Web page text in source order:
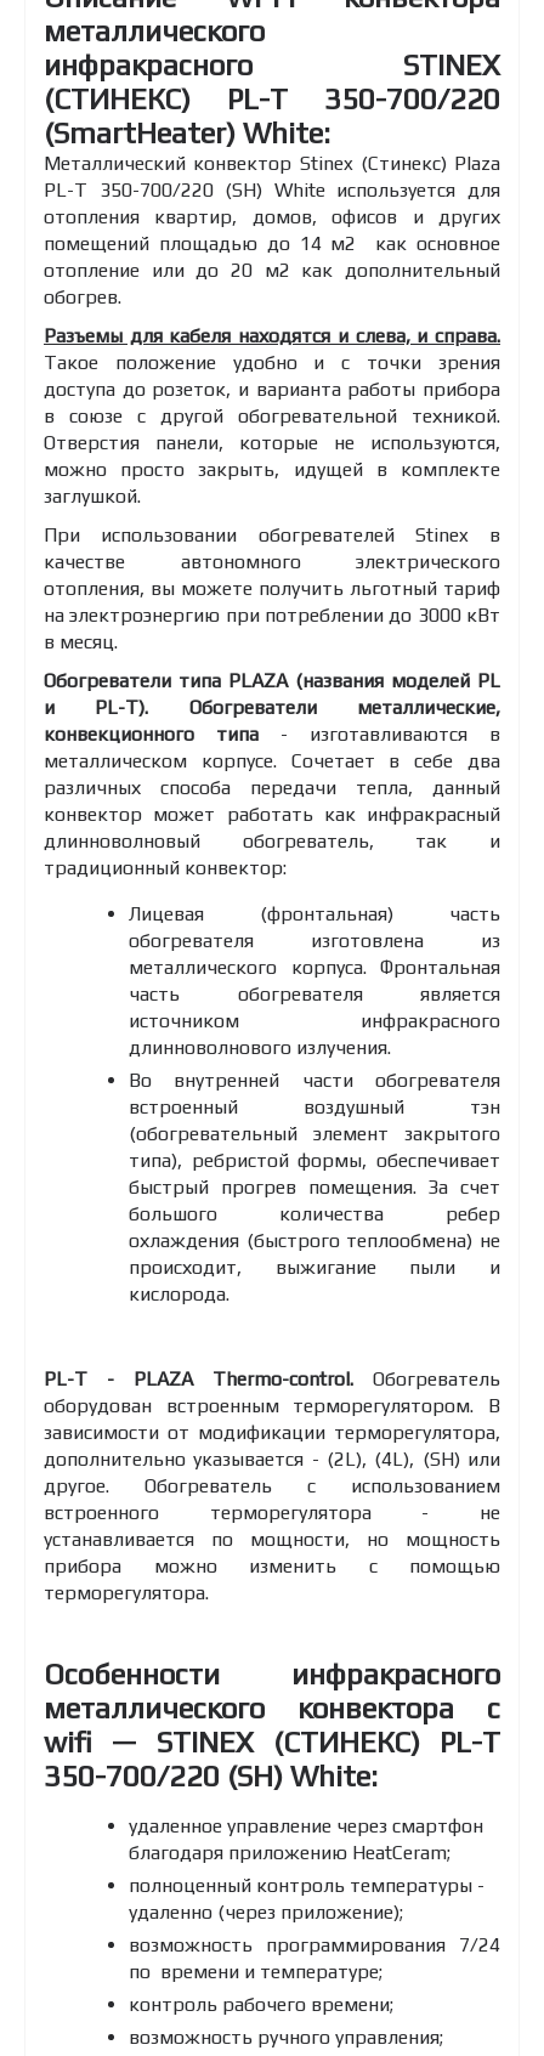
металлического
инфракрасного STINEX
(СТИНЕКС) PL-T 350-700/220
(SmartHeater) White:
Металлический конвектор Stinex (Стинекс) Plaza
PL-T 350-700/220 (SH) White используется для
отопления квартир, домов, офисов и других
помещений площадью до 14 м2 как основное
отопление или до 20 м2 как дополнительный
обогрев.
Разъемы для кабеля находятся и слева, и справа.
Такое положение удобно и с точки зрения
доступа до розеток, и варианта работы прибора
в союзе с другой обогревательной техникой.
Отверстия панели, которые не используются,
можно просто закрыть, идущей в комплекте
заглушкой.
При использовании обогревателей Stinex в
качестве автономного электрического
отопления, вы можете получить льготный тариф
на электроэнергию при потреблении до 3000 кВт
в месяц.
Обогреватели типа PLAZA (названия моделей PL
и PL-T). Обогреватели металлические,
конвекционного типа - изготавливаются в
металлическом корпусе. Сочетает в себе два
различных способа передачи тепла, данный
конвектор может работать как инфракрасный
длинноволновый обогреватель, так и
традиционный конвектор:
Лицевая (фронтальная) часть
обогревателя изготовлена ​​из
металлического корпуса. Фронтальная
часть обогревателя является
источником инфракрасного
длинноволнового излучения.
Во внутренней части обогревателя
встроенный воздушный тэн
(обогревательный элемент закрытого
типа), ребристой формы, обеспечивает
быстрый прогрев помещения. За счет
большого количества ребер
охлаждения (быстрого теплообмена) не
происходит, выжигание пыли и
кислорода.
PL-T - PLAZA Thermo-control. Обогреватель
оборудован встроенным терморегулятором. В
зависимости от модификации терморегулятора,
дополнительно указывается - (2L), (4L), (SH) или
другое. Обогреватель с использованием
встроенного терморегулятора - не
устанавливается по мощности, но мощность
прибора можно изменить с помощью
терморегулятора.
Особенности инфракрасного
металлического конвектора с
wifi — STINEX (СТИНЕКС) PL-T
350-700/220 (SH) White:
удаленное управление через смартфон
благодаря приложению HeatCeram;
полноценный контроль температуры -
удаленно (через приложение);
возможность программирования 7/24
по времени и температуре;
контроль рабочего времени;
возможность ручного управления;